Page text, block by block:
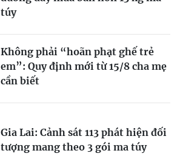
túy
Không phải “hoãn phạt ghế trẻ
em”: Quy định mới từ 15/8 cha mẹ
cần biết
Gia Lai: Cảnh sát 113 phát hiện đối
tượng mang theo 3 gói ma túy